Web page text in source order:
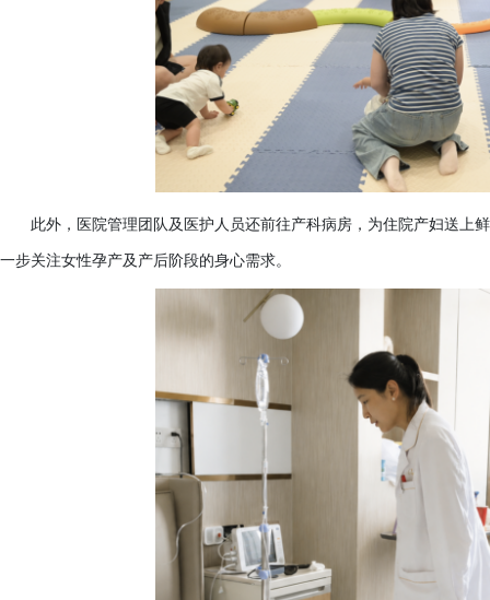
此外，医院管理团队及医护人员还前往产科病房，为住院产妇送上
一步关注女性孕产及产后阶段的身心需求。